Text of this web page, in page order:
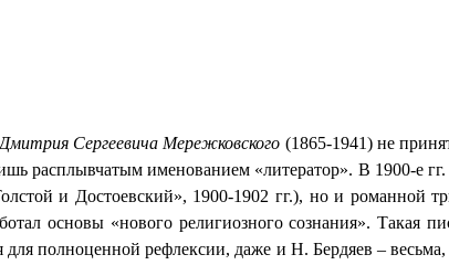
Дмитрия Сергеевича Мережковского (1865-1941) не
расплывчатым именованием «литератор». В 1900-е
и Достоевский», 1900-1902 гг.), но и романной
основы «нового религиозного сознания». Такая
для полноценной рефлексии, даже и Н. Бердяев –